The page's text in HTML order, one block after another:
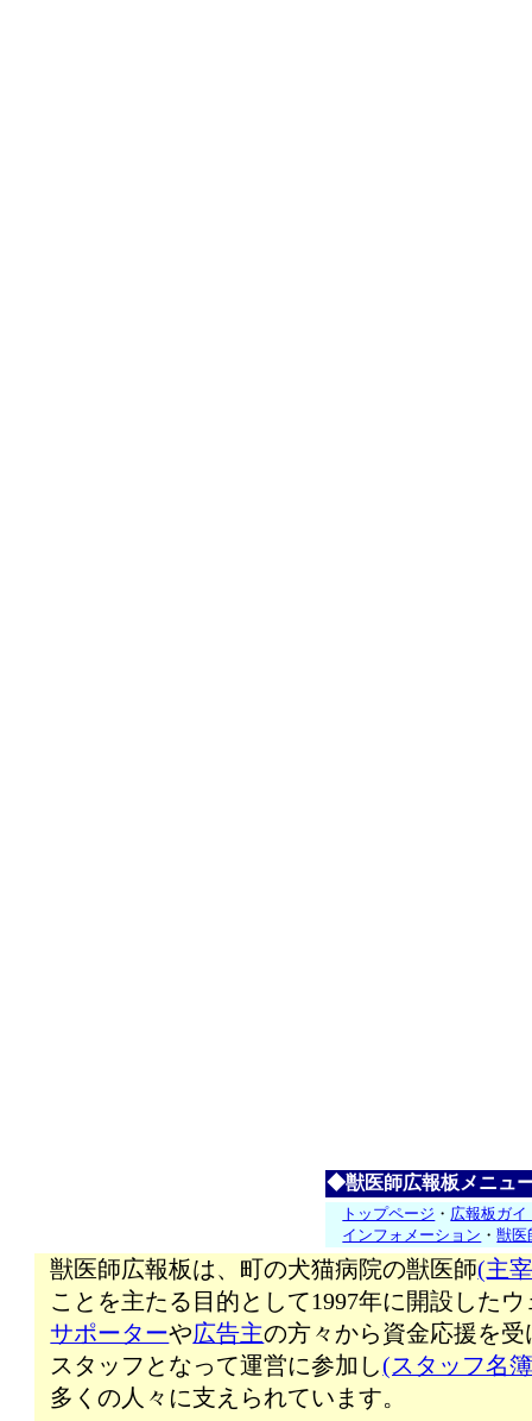
◆獣医師広報板メニュ
トップページ ・ 広報板ガイ
インフォメーション ・獣医
獣医師広報板は、町の犬猫病院の獣医師(主
ことを主たる目的として1997年に開設した
サポーターや広告主の方々から資金応援を受
スタッフとなって運営に参加し(スタッフ名
多くの人々に支えられています。